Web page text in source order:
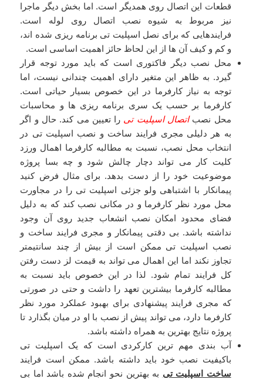
قطعات این اتصال روی همدیگر است. اما بخش دیگر ماجرا
نیز مربوط به شیوه نصب اتصال روی لوله است.
فرایندهایی که برای نصل اسپلیت تی برنامه ریزی شده اند،
و کم و کیف آن ها از این لحاظ حائز اهمیت اساسی است.
محل نصب دیگر فاکتوری است که باید مورد توجه قرار
گیرد. به ظاهر این متغیر دارای اهمیت چندانی نیست، اما
توجه به نیاز کارفرما در این خصوص بسیار حیاتی است.
کارفرما بر حسب یک سری برنامه ریزی ها و محاسبات
محل نصباتصال اسپلیت تی را تعیین می کند. حال و اگر
به هر دلیلی مجری فرایند ساخت و نصب اسپلیت تی در
انتخاب محل نصب، نسبت به مطالبه کارفرما اهمال ورزد
کلیت کار می تواند دچار چالش شود و چه بسا پروژه
موضوعیت خود را از دست بدهد. برای مثال فرض کنید
پیمانکار با اشتباهی ولو جزئی اسپلیت تی را در مجاورت
محل مورد نظر کارفرما و در مکانی نصب کند که به دلیل
فضای محدود امکان نصب انشعاب جدید روی آن وجود
نداشته باشد. بی دقتی پیمانکار و مجری فرایند ساخت و
نصب اسپلیت تی ممکن است از بیش از چند سانتیمتر
تجاوز نکند اما این اهمال می تواند به قیمت لز دست رفتن
کل فرایند تمام شود. لذا در این خصوص باید نسبت به
مطالبه کارفرما بیشترین تعهد را داشت و حتی در صورتی
که مجری فرایند پیشنهادی برای بهبود عملکرد مورد نظر
کارفرما دارد، می تواند پیش از نصب با او در میان بگذارد تا
پروژه نتایج بهترین به همراه داشته باشد.
آب بندی مهم ترین کارکردی است که یک اسپلیت تی
باکیفیت نصب خود باید داشته باشد. ممکن است فرایند
ساخت اسپلیت تی به بهترین نحو انجام شده باشد اما بی